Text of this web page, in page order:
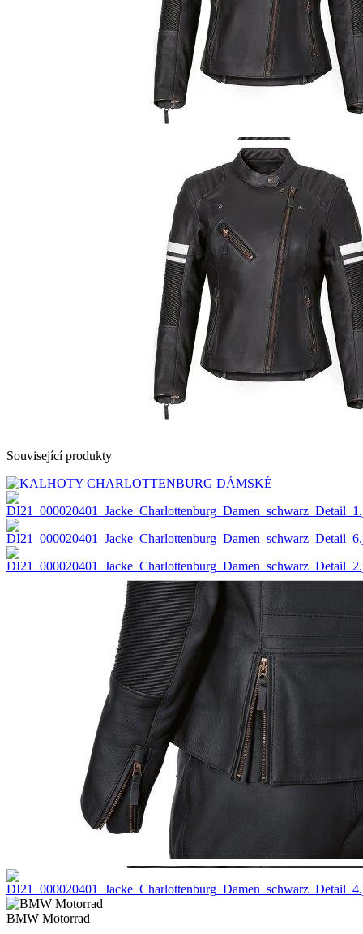
Související produkty
BMW Motorrad